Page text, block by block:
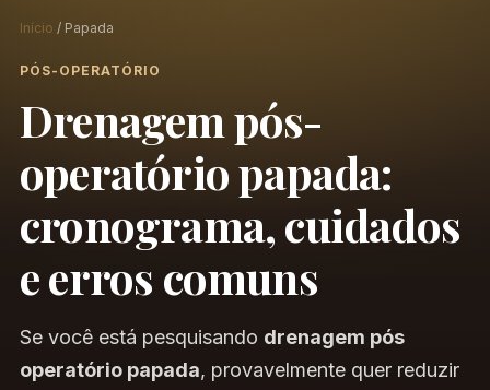
Início / Papada
PÓS-OPERATÓRIO
Drenagem pós-
operatório papada:
cronograma, cuidados
e erros comuns
Se você está pesquisando drenagem pós
operatório papada, provavelmente quer reduzir